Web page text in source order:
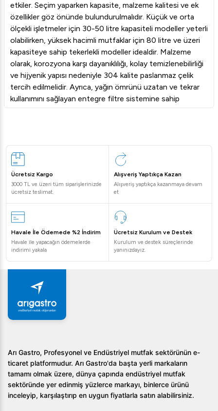
etkiler. Seçim yaparken kapasite, malzeme kalitesi ve ek
özellikler göz önünde bulundurulmalıdır. Küçük ve orta
ölçekli işletmeler için 30-50 litre kapasiteli modeller yeterli
olabilirken, yüksek hacimli mutfaklar için 80 litre ve üzeri
kapasiteye sahip tekerlekli modeller idealdir. Malzeme
olarak, korozyona karşı dayanıklılığı, kolay temizlenebilirliği
ve hijyenik yapısı nedeniyle 304 kalite paslanmaz çelik
tercih edilmelidir. Ayrıca, yağın ömrünü uzatan ve tekrar
kullanımını sağlayan entegre filtre sistemine sahip
modeller, uzun vadede maliyet avantajı sunar.
modelleri, en yoğun mutfak koşullarına bile dayanacak
şekilde tasarlanmıştır. Ergonomik taşıma kulpları, sızdırmaz
kapakları ve kolay hareket kabiliyeti sağlayan tekerlekli
seçenekleri ile kullanım kolaylığı sunar. Paslanmaz çelik
gövdeleri sayesinde temizliği son derece pratiktir ve en
yüksek hijyen standartlarını karşılar. İşletmenizin
ihtiyaçlarına en uygun kapasite ve özellikteki profesyonel
yağ kazanını kategorimizden seçerek mutfak
operasyonlarınızda verimliliği ve güvenliği bir üst seviyeye
taşıyabilirsiniz.
Ücretsiz Kargo
3000 TL ve üzeri tüm siparişlerinizde
ücretsiz teslimat.
Alışveriş Yaptıkça Kazan
Alışveriş yaptıkça kazanmaya devam
et
Havale İle Ödemede %2 İndirim
Havale ile yapacağın ödemelerde
indirimi yakala
Ücretsiz Kurulum ve Destek
Kurulum ve destek süreçlerinde
yanınızdayız.
Arı Gastro, Profesyonel ve Endüstriyel mutfak sektörünün e-
ticaret platformudur. Arı Gastro'da başta yerli markaların
tamamı olmak üzere, dünya çapında endüstriyel mutfak
sektöründe yer edinmiş yüzlerce markayı, binlerce ürünü
inceleyip, karşılaştırıp en uygun fiyatlarla satın alabilirsiniz.